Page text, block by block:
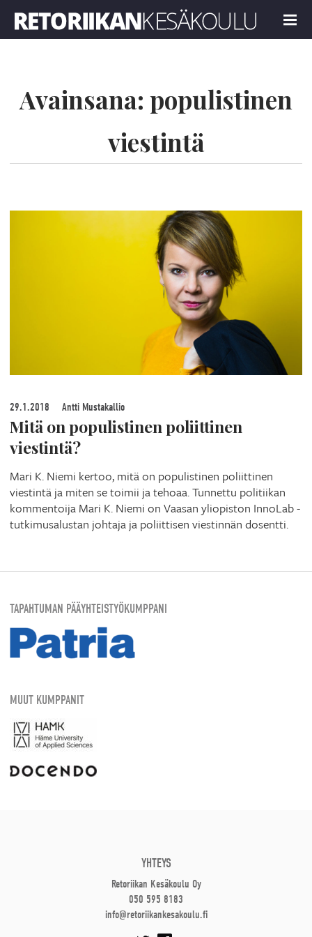
MENU
Avainsana: populistinen
viestintä
29.1.2018 Antti Mustakallio
Mitä on populistinen poliittinen
viestintä?
Mari K. Niemi kertoo, mitä on populistinen poliittinen
viestintä ja miten se toimii ja tehoaa. Tunnettu politiikan
kommentoija Mari K. Niemi on Vaasan yliopiston InnoLab -
tutkimusalustan johtaja ja poliittisen viestinnän dosentti.
TAPAHTUMAN PÄÄYHTEISTYÖKUMPPANI
MUUT KUMPPANIT
YHTEYS
Retoriikan Kesäkoulu Oy
050 595 8183
info@retoriikankesakoulu.fi